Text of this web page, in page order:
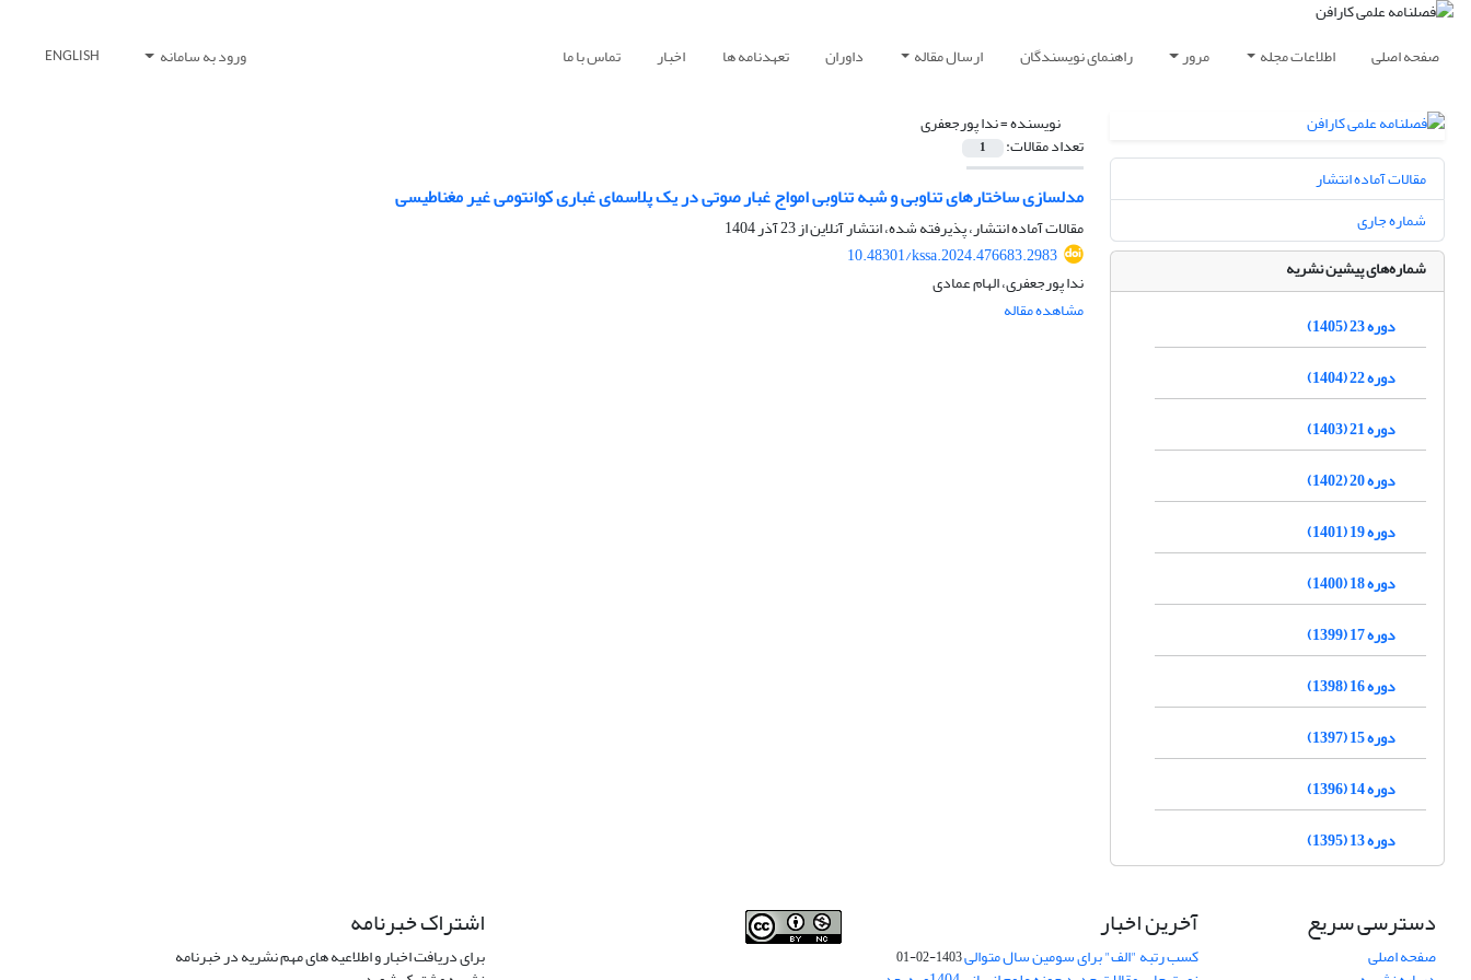
صفحه اصلی اطلاعات مجله مرور راهنمای نویسندگان ارسال مقاله داوران تعهدنامه ها اخبار تماس با ما ورود به سامانه ENGLISH
نویسنده =ندا پورجعفری
تعداد مقالات: 1
مدلسازی ساختارهای تناوبی و شبه تناوبی امواج غبار صوتی در یک پلاسمای غباری کوانتومی غیر مغناطیسی
مقالات آماده انتشار، پذیرفته شده، انتشار آنلاین از23 آذر 1404
10.48301/kssa.2024.476683.2983
ندا پورجعفری، الهام عمادی
مشاهده مقاله
مقالات آماده انتشار
شماره جاری
شماره‌های پیشین نشریه
دوره 23 (1405)
دوره 22 (1404)
دوره 21 (1403)
دوره 20 (1402)
دوره 19 (1401)
دوره 18 (1400)
دوره 17 (1399)
دوره 16 (1398)
دوره 15 (1397)
دوره 14 (1396)
دوره 13 (1395)
دسترسی سریع
صفحه اصلی
آخرین اخبار
کسب رتبه "الف" برای سومین سال متوالی1403-02-01
اشتراک خبرنامه
برای دریافت اخبار و اطلاعیه های مهم نشریه در خبرنامه